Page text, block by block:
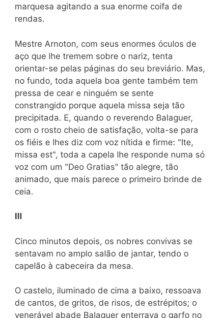
marquesa agitando a sua enorme coifa de
rendas.
Mestre Arnoton, com seus enormes óculos de
aço que lhe tremem sobre o nariz, tenta
orientar-se pelas páginas do seu breviário. Mas,
no fundo, toda aquela boa gente também tem
pressa de cear e ninguém se sente
constrangido porque aquela missa seja tão
precipitada. E, quando o reverendo Balaguer,
com o rosto cheio de satisfação, volta-se para
os fiéis e lhes diz com voz nítida e firme: "Ite,
missa est", toda a capela lhe responde numa só
voz com um "Deo Gratias" tão alegre, tão
animado, que mais parece o primeiro brinde de
ceia.
III
Cinco minutos depois, os nobres convivas se
sentavam no amplo salão de jantar, tendo o
capelão à cabeceira da mesa.
O castelo, iluminado de cima a baixo, ressoava
de cantos, de gritos, de risos, de estrépitos; o
venerável abade Balaguer enterrava o garfo no